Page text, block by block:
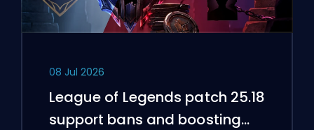
08 Jul 2026
League of Legends patch 25.18
support bans and boosting